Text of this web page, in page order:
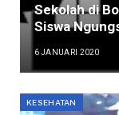
Sekolah di
Siswa
6 JANUARI 2020
KESEHATAN